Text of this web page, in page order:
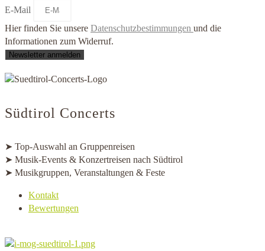
E-Mail
Hier finden Sie unsere Datenschutzbestimmungen und die
Informationen zum Widerruf.
Newsletter anmelden
Südtirol Concerts
➤ Top-Auswahl an Gruppenreisen
➤ Musik-Events & Konzertreisen nach Südtirol
➤ Musikgruppen, Veranstaltungen & Feste
Kontakt
Bewertungen